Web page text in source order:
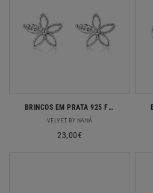
BRINCOS EM PRATA 925 FLOR COM ZIRCONIA
Fornecedor:
VELVET BY NANÁ
Preço
23,00€